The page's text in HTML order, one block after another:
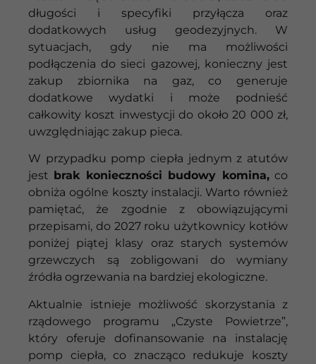
długości i specyfiki przyłącza oraz
dodatkowych usług geodezyjnych. W
sytuacjach, gdy nie ma możliwości
podłączenia do sieci gazowej, konieczny jest
zakup zbiornika na gaz, co generuje
dodatkowe wydatki i może podnieść
całkowity koszt inwestycji do około 20 000 zł,
uwzględniając zakup pieca.
W przypadku pomp ciepła jednym z atutów
jest brak konieczności budowy komina,co
obniża ogólne koszty instalacji. Warto również
pamiętać, że zgodnie z obowiązującymi
przepisami, do 2027 roku użytkownicy kotłów
poniżej piątej klasy oraz starych systemów
grzewczych są zobligowani do wymiany
źródła ogrzewania na bardziej ekologiczne.
Aktualnie istnieje możliwość skorzystania z
rządowego programu „Czyste Powietrze”,
który oferuje dofinansowanie na instalację
pomp ciepła, co znacząco redukuje koszty